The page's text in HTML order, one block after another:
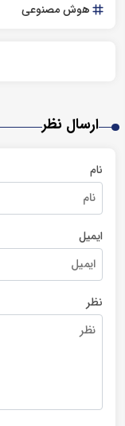
هوش مصنوعی
ارسال نظر
نام
ایمیل
نظر